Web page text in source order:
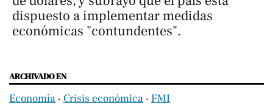
dispuesto a implementar medidas
económicas "contundentes".
ARCHIVADO EN
Economía ‧ Crisis económica ‧ FMI